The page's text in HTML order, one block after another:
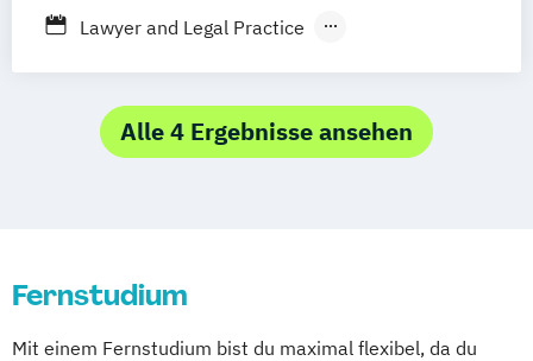
Process Management Consulting
Stuttgart Nürnberg Bonn
Lawyer and Legal Practice
Alle 4 Ergebnisse ansehen
Fernstudium
Mit einem Fernstudium bist du maximal flexibel, da du